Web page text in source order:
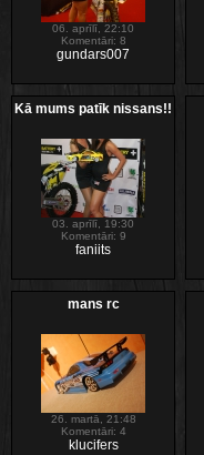
06. aprīlī, 22:10
Komentāri: 8
gundars007
Kā mums patīk nissans!!
03. aprīlī, 19:30
Komentāri: 9
faniits
mans rc
26. martā, 21:48
Komentāri: 4
klucifers